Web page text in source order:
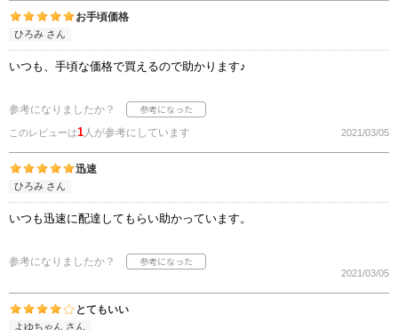
お手頃価格
ひろみ さん
いつも、手頃な価格で買えるので助かります♪
参考になりましたか？
このレビューは1人が参考にしています 2021/03/05
迅速
ひろみ さん
いつも迅速に配達してもらい助かっています。
参考になりましたか？
2021/03/05
とてもいい
よゆちゃん さん